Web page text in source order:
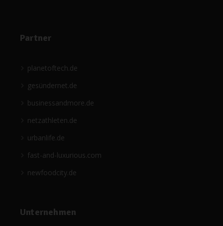
Partner
planetoftech.de
gesündernet.de
businessandmore.de
netzathleten.de
urbanlife.de
fast-and-luxurious.com
newfoodcity.de
Unternehmen